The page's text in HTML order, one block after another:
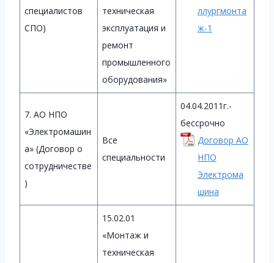
специалистов
СПО)
техническая
эксплуатация и
ремонт
промышленного
оборудования»
ллургмонта
ж-1
7. АО НПО
«Электромашин
а» (Договор о
сотрудничестве
)
Все
специальности
04.04.2011г.-
бессрочно
Договор АО
НПО
Электрома
шина
15.02.01
«Монтаж и
техническая